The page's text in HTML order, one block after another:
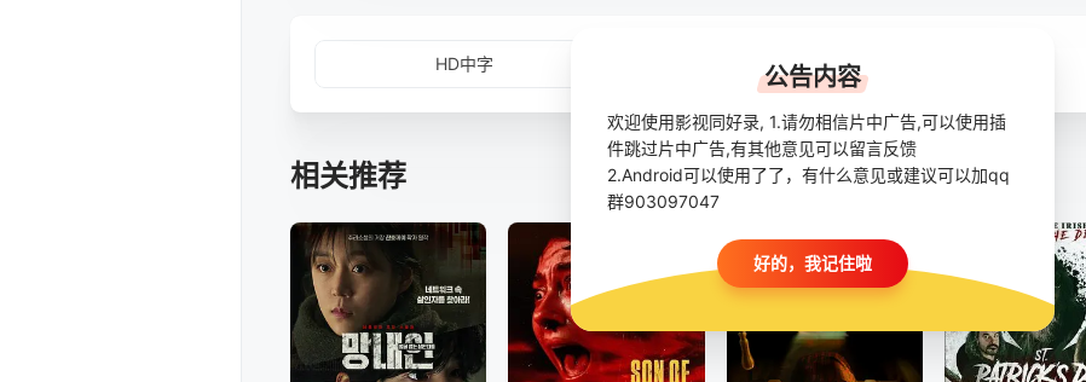
HD中字
相关推荐
公告内容
欢迎使用影视同好录, 1.请勿相信片中广告,可以使用插
件跳过片中广告,有其他意见可以留言反馈
2.Android可以使用了了，有什么意见或建议可以加qq
群903097047
好的，我记住啦